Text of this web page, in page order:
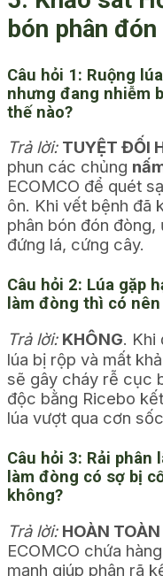
bón phân
Câu hỏi 1: Ruộng
nhưng đang nhiễm
thế nào?
Trả lời: TUYỆT ĐỐI
phun các chủng
ECOMCO để quét
ôn. Khi vết bệnh đã
phân bón đón đòng,
đứng lá, cứng cây.
Câu hỏi 2: Lúa gặp
làm đòng thì có
Trả lời: KHÔNG. Khi
lúa bị rộp và mất
sẽ gây cháy rễ cục
độc bằng Ricebo
lúa vượt qua cơn
Câu hỏi 3: Rải phân
làm đòng có sợ bị
không?
Trả lời: HOÀN
ECOMCO chứa
mạnh giúp phân rã